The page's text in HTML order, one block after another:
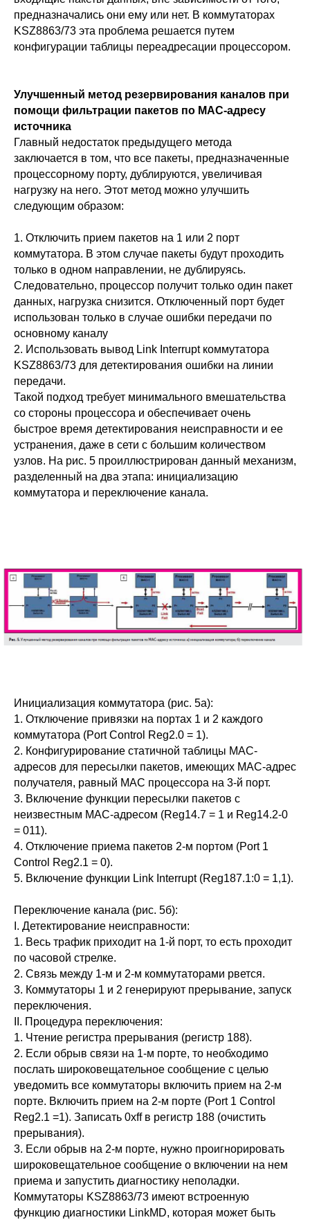
предназначались они ему или нет. В коммутаторах
KSZ8863/73 эта проблема решается путем
конфигурации таблицы переадресации процессором.
Улучшенный метод резервирования каналов при
помощи фильтрации пакетов по MAC-адресу
источника
Главный недостаток предыдущего метода
заключается в том, что все пакеты, предназначенные
процессорному порту, дублируются, увеличивая
нагрузку на него. Этот метод можно улучшить
следующим образом:
1. Отключить прием пакетов на 1 или 2 порт
коммутатора. В этом случае пакеты будут проходить
только в одном направлении, не дублируясь.
Следовательно, процессор получит только один пакет
данных, нагрузка снизится. Отключенный порт будет
использован только в случае ошибки передачи по
основному каналу
2. Использовать вывод Link Interrupt коммутатора
KSZ8863/73 для детектирования ошибки на линии
передачи.
Такой подход требует минимального вмешательства
со стороны процессора и обеспечивает очень
быстрое время детектирования неисправности и ее
устранения, даже в сети с большим количеством
узлов. На рис. 5 проиллюстрирован данный механизм,
разделенный на два этапа: инициализацию
коммутатора и переключение канала.
Инициализация коммутатора (рис. 5а):
1. Отключение привязки на портах 1 и 2 каждого
коммутатора (Port Control Reg2.0 = 1).
2. Конфигурирование статичной таблицы MAC-
адресов для пересылки пакетов, имеющих MAC-адрес
получателя, равный MAC процессора на 3‑й порт.
3. Включение функции пересылки пакетов с
неизвестным MAC-адресом (Reg14.7 = 1 и Reg14.2-0
= 011).
4. Отключение приема пакетов 2‑м портом (Port 1
Control Reg2.1 = 0).
5. Включение функции Link Interrupt (Reg187.1:0 = 1,1).
Переключение канала (рис. 5б):
I. Детектирование неисправности:
1. Весь трафик приходит на 1‑й порт, то есть проходит
по часовой стрелке.
2. Связь между 1‑м и 2‑м коммутаторами рвется.
3. Коммутаторы 1 и 2 генерируют прерывание, запуск
переключения.
II. Процедура переключения:
1. Чтение регистра прерывания (регистр 188).
2. Если обрыв связи на 1‑м порте, то необходимо
послать широковещательное сообщение с целью
уведомить все коммутаторы включить прием на 2‑м
порте. Включить прием на 2‑м порте (Port 1 Control
Reg2.1 =1). Записать 0xff в регистр 188 (очистить
прерывания).
3. Если обрыв на 2‑м порте, нужно проигнорировать
широковещательное сообщение о включении на нем
приема и запустить диагностику неполадки.
Коммутаторы KSZ8863/73 имеют встроенную
функцию диагностики LinkMD, которая может быть